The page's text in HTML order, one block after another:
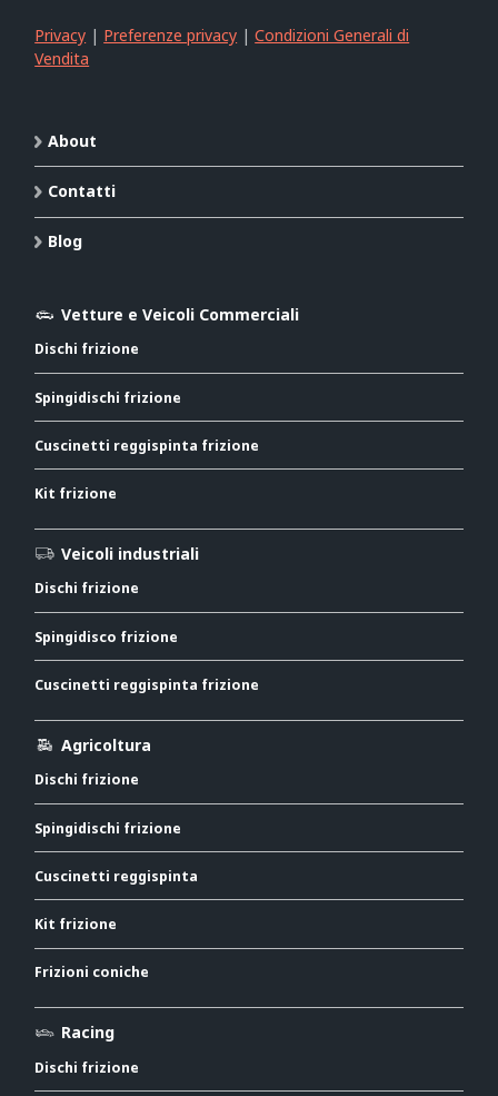
Privacy | Preferenze privacy |Condizioni Generali di
Vendita
About
Contatti
Blog
Vetture e Veicoli Commerciali
Dischi frizione
Spingidischi frizione
Cuscinetti reggispinta frizione
Kit frizione
Veicoli industriali
Dischi frizione
Spingidisco frizione
Cuscinetti reggispinta frizione
Agricoltura
Dischi frizione
Spingidischi frizione
Cuscinetti reggispinta
Kit frizione
Frizioni coniche
Racing
Dischi frizione